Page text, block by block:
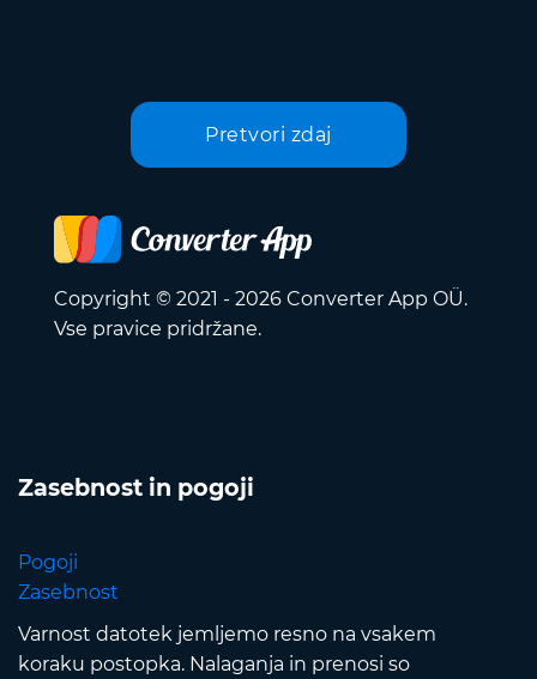
Pretvori zdaj
Copyright © 2021 - 2026 Converter App OÜ.
Vse pravice pridržane.
Zasebnost in pogoji
Pogoji
Zasebnost
Varnost datotek jemljemo resno na vsakem
koraku postopka. Nalaganja in prenosi so